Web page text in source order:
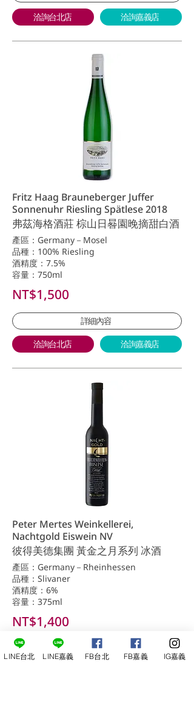
洽詢台北店 洽詢嘉義店
Fritz Haag Brauneberger Juffer
Sonnenuhr Riesling Spätlese 2018
弗茲海格酒莊 棕山日晷園晚摘甜白酒
產區：Germany－Mosel
品種：100% Riesling
酒精度：7.5%
容量：750ml
NT$1,500
詳細內容
洽詢台北店 洽詢嘉義店
Peter Mertes Weinkellerei,
Nachtgold Eiswein NV
彼得美德集團 黃金之月系列 冰酒
產區：Germany－Rheinhessen
品種：Slivaner
酒精度：6%
容量：375ml
NT$1,400
詳細內容
LINE台北 LINE嘉義 FB台北 FB嘉義 IG嘉義